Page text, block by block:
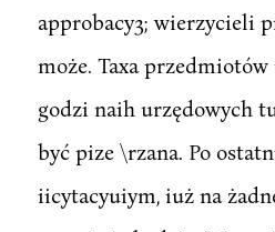
approbacy3; wierzycieli
może. Taxa przedmiotów
godzi naih urzędowych
być pize \rzana. Po
iicytacyuiym, iuż na